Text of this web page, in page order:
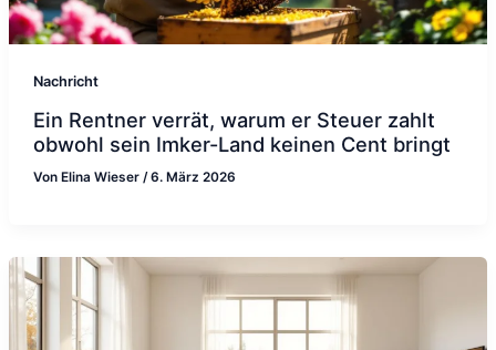
Nachricht
Ein Rentner verrät, warum er Steuer zahlt
obwohl sein Imker-Land keinen Cent bringt
Von Elina Wieser /6. März 2026